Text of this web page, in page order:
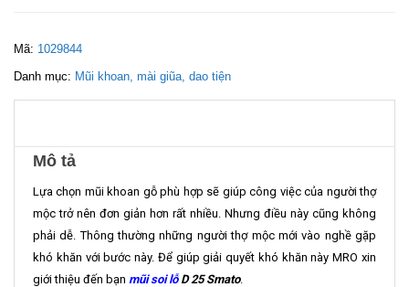
Mã: 1029844
Danh mục: Mũi khoan, mài giũa, dao tiện
Mô tả
Lựa chọn mũi khoan gỗ phù hợp sẽ giúp công việc của người thợ
mộc trở nên đơn giản hơn rất nhiều. Nhưng điều này cũng không
phải dễ. Thông thường những người thợ mộc mới vào nghề gặp
khó khăn với bước này. Để giúp giải quyết khó khăn này MRO xin
giới thiệu đến bạn mũi soi lỗD 25 Smato.